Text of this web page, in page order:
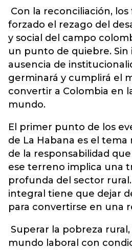
Con la reconciliación,
forzado el rezago del
y social del campo
un punto de quiebre. Sin
ausencia de
germinará y cumplirá el
convertir a Colombia en
mundo.
El primer punto de los
de La Habana es el tema
de la responsabilidad
ese terreno implica una
profunda del sector
integral tiene que dejar
para convertirse en una
Superar la pobreza
mundo laboral con